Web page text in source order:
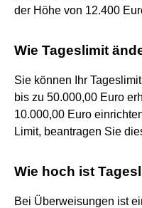
der Höhe von 12.400
Wie Tageslimit
Sie können Ihr
bis zu 50.000,00 Euro
10.000,00 Euro
Limit, beantragen Sie
Wie hoch ist
Bei Überweisungen ist